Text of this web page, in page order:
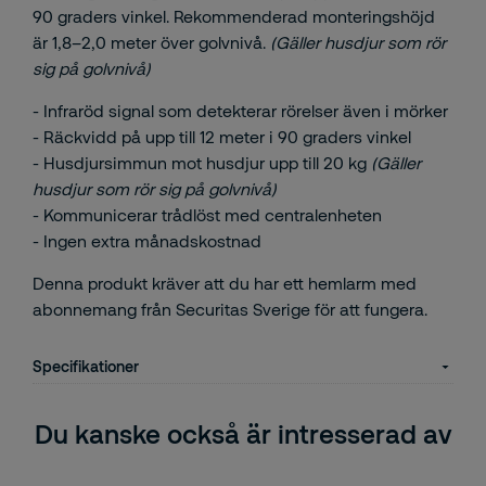
90 graders vinkel. Rekommenderad monteringshöjd
är 1,8–2,0 meter över golvnivå. (Gäller husdjur som rör
sig på golvnivå)
- Infraröd signal som detekterar rörelser även i mörker
- Räckvidd på upp till 12 meter i 90 graders vinkel
- Husdjursimmun mot husdjur upp till 20 kg (Gäller
husdjur som rör sig på golvnivå)
- Kommunicerar trådlöst med centralenheten
- Ingen extra månadskostnad
Denna produkt kräver att du har ett hemlarm med
abonnemang från Securitas Sverige för att fungera.
Specifikationer
Du kanske också är intresserad av